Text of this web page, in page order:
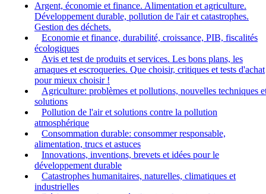
Argent, économie et finance. Alimentation et agriculture.
Développement durable, pollution de l'air et catastrophes.
Gestion des déchets.
Economie et finance, durabilité, croissance, PIB, fiscalités
écologiques
Avis et test de produits et services. Les bons plans, les
arnaques et escroqueries. Que choisir, critiques et tests d'achat
pour mieux choisir !
Agriculture: problèmes et pollutions, nouvelles techniques
solutions
Pollution de l'air et solutions contre la pollution
atmosphérique
Consommation durable: consommer responsable,
alimentation, trucs et astuces
Innovations, inventions, brevets et idées pour le
développement durable
Catastrophes humanitaires, naturelles, climatiques et
industrielles